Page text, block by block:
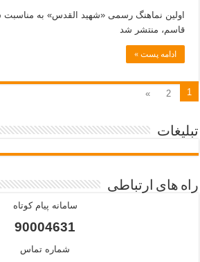
اولین نماهنگ رسمی «شهید القدس» به مناسبت
قاسم، منتشر شد
ادامه پست »
1
2
»
تبلیغات
راه های ارتباطی
سامانه پیام کوتاه
90004631
شماره تماس